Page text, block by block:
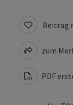
Beitrag
zum
PDF